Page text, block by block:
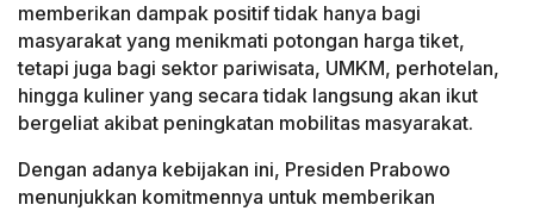
memberikan dampak positif tidak hanya bagi
masyarakat yang menikmati potongan harga tiket,
tetapi juga bagi sektor pariwisata, UMKM, perhotelan,
hingga kuliner yang secara tidak langsung akan ikut
bergeliat akibat peningkatan mobilitas masyarakat.
Dengan adanya kebijakan ini, Presiden Prabowo
menunjukkan komitmennya untuk memberikan